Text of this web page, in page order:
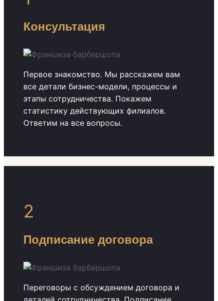
Консультация
Первое знакомство. Мы расскажем вам
все детали бизнес-модели, процессы и
этапы сотрудничества. Покажем
статистику действующих филиалов.
Ответим на все вопросы.
2
Подписание договора
Переговоры с обсуждением договора и